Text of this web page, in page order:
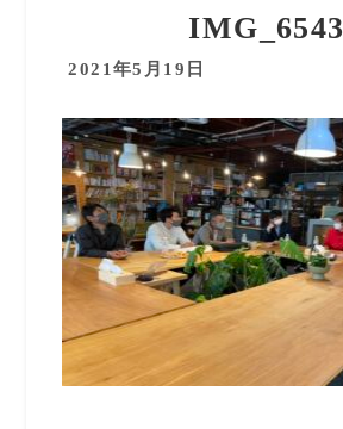
IMG_6543
2021年5月19日